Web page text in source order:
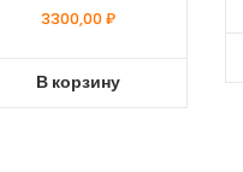
3300,00₽
В корзину